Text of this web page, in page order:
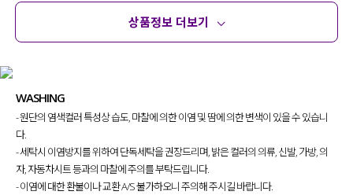
상품정보 더보기
WASHING
- 원단의 염색컬러 특성상 습도, 마찰에 의한 이염 및 땀에 의한 변색이 있을 수 있습니
다.
- 세탁시 이염방지를 위하여 단독세탁을 권장드리며, 밝은 컬러의 의류, 신발, 가방, 의
자, 자동차시트 등과의 마찰에 주의를 부탁드립니다.
- 이염에 대한 환불이나 교환 A/S 불가하오니 주의해 주시길 바랍니다.